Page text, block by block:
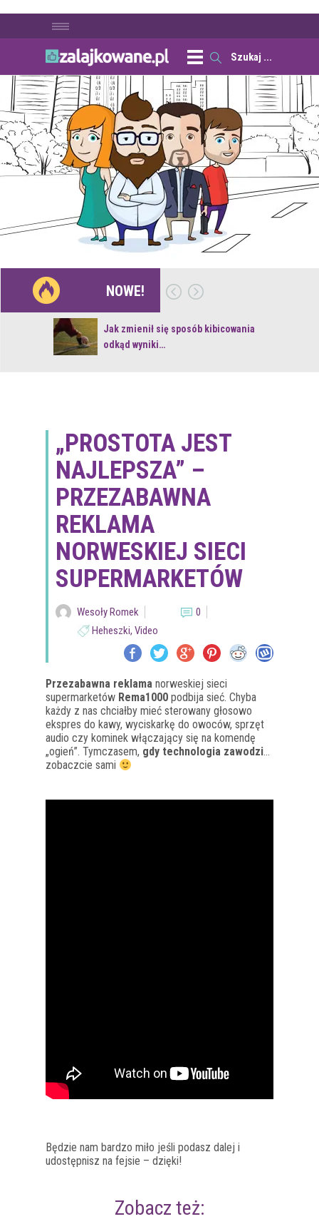
NOWE!
Jak zmienił się sposób kibicowania
odkąd wyniki…
„PROSTOTA JEST
NAJLEPSZA” –
PRZEZABAWNA
REKLAMA
NORWESKIEJ SIECI
SUPERMARKETÓW
Wesoły Romek
0
Heheszki, Video
Przezabawna reklama norweskiej sieci
supermarketów Rema1000 podbija sieć. Chyba
każdy z nas chciałby mieć sterowany głosowo
ekspres do kawy, wyciskarkę do owoców, sprzęt
audio czy kominek włączający się na komendę
„ogień”. Tymczasem, gdy technologia zawodzi…
zobaczcie sami
Będzie nam bardzo miło jeśli podasz dalej i
udostępnisz na fejsie – dzięki!
Zobacz też: